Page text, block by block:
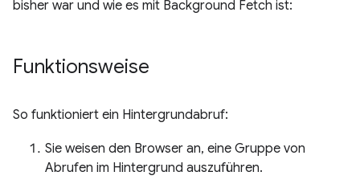
bisher war und wie es mit Background Fetch ist:
Funktionsweise
So funktioniert ein Hintergrundabruf:
Sie weisen den Browser an, eine Gruppe von
Abrufen im Hintergrund auszuführen.